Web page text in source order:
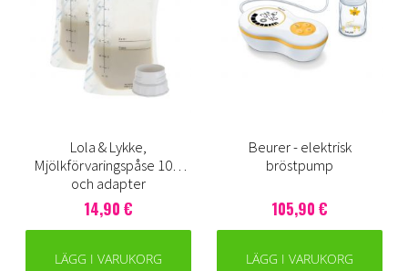
Lola & Lykke,
Mjölkförvaringspåse 10st
och adapter
14,90 €
LÄGG I VARUKORG
Beurer - elektrisk
bröstpump
105,90 €
LÄGG I VARUKORG